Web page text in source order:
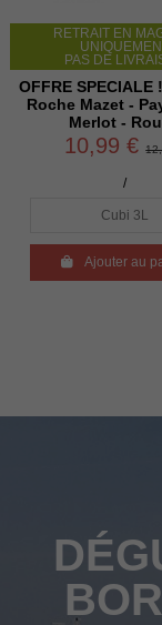
RETRAIT EN
PAS DE
OFFRE SPECIALE
Roche Mazet -
Merlot -
10,99 €
/
Ajouter au